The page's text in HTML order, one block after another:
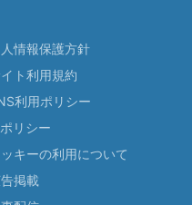
情報保護方針
ト利用規約
利用ポリシー
リシー
キーの利用について
掲載